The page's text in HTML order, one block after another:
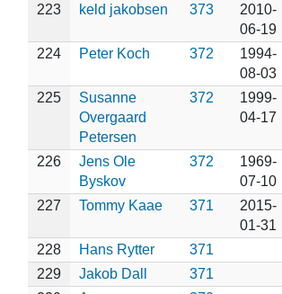
223 keld jakobsen 373
2010-
06-19
224 Peter Koch 372
1994-
08-03
225
Susanne
Overgaard
Petersen
372
1999-
04-17
226
Jens Ole
Byskov
372
1969-
07-10
227 Tommy Kaae 371
2015-
01-31
228 Hans Rytter
371
229
Jakob Dall
371